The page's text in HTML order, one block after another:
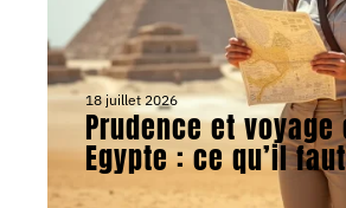
18 juillet 2026
Prudence et voyage
Egypte : ce qu’il